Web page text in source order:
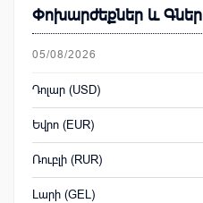
Փոխարժեքներ և Գներ
05/08/2026
Դոլար (USD)
Եվրո (EUR)
Ռուբլի (RUR)
Լարի (GEL)